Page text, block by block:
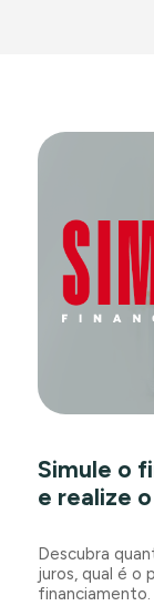
Simule o
e realize
Descubra
juros, qual é o
financiamento.